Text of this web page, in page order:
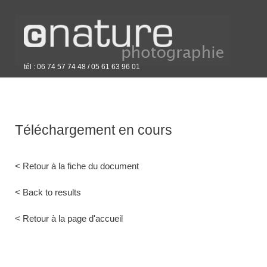
tél : 06 74 57 74 48 / 05 61 63 96 01
Téléchargement en cours
< Retour à la fiche du document
< Back to results
< Retour à la page d'accueil